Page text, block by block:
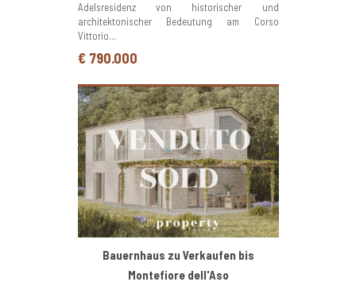
Adelsresidenz von historischer und
architektonischer Bedeutung am Corso
Vittorio...
€ 790.000
Bauernhaus zu Verkaufen bis
Montefiore dell'Aso